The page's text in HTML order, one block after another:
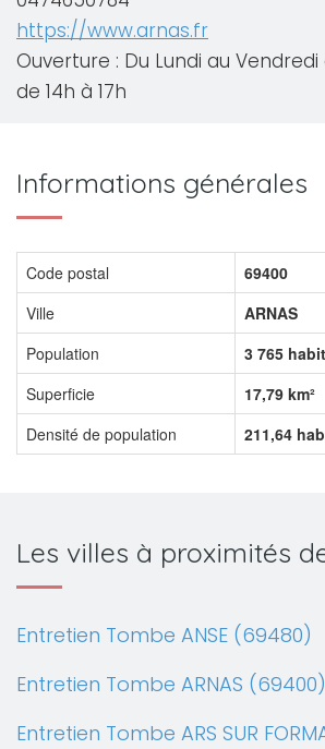
https://www.arnas.fr
Ouverture : Du Lundi au Vendredi
de 14h à 17h
Informations générales
Code postal
69400
Ville
ARNAS
Population
3 765
Superficie
17,79 km²
Densité de population
211,64
Les villes à proximités
Entretien Tombe ANSE (69480)
Entretien Tombe ARNAS (69400)
Entretien Tombe ARS SUR